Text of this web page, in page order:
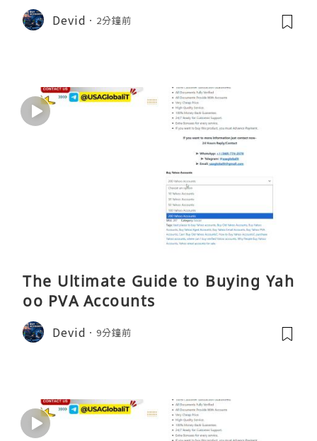
Devid 2分鐘前
The Ultimate Guide to Buying Yah
oo PVA Accounts
Devid 9分鐘前